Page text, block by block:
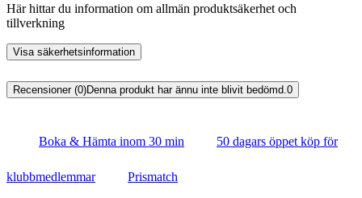
Här hittar du information om allmän produktsäkerhet och
tillverkning
Visa säkerhetsinformation
Recensioner (0)Denna produkt har ännu inte blivit bedömd. 0
Boka & Hämta inom 30 min 50 dagars öppet köp för
klubbmedlemmar Prismatch